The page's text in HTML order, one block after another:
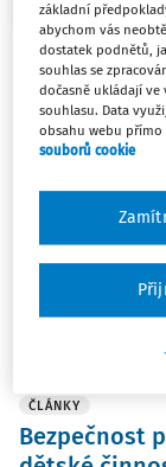
ODBORNÍK NA
Novinky v
služeb,
stáří
Při dalším
ledna 2026, ale
tuberkulóza,
Mgr. Aneta
ČLÁNKY
Bezpečnost
základní
abychom vás
dostatek podnětů,
souhlas se
dočasně ukládají ve
souhlasu. Data
obsahu webu přímo
souborů cookie